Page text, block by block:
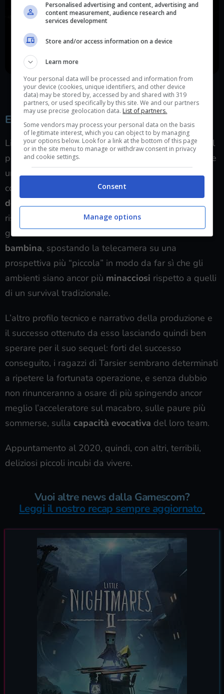
Un chiaro esempio di come verranno implementate le
dinamiche fra personaggi.
Entrando in un incubo
Little Nightmares è stato un titolo in grado di dare il
proprio contributo il genere horror mettendo insieme
una serie di elementi diversi ma perfettamente
conciliabili: una
sceneggiatura onirica
dettagli macabri, unprofilo artisticodi tutto
rispetto in grado di dareidentitàal progetto, la
grande trovata di mettere al centro della scenauna
bambina, spostando la telecamera su una
prospettiva più “piccola” in modo da far sì che gli
ambienti siano ancor più minacciosi rispetto a quelli
di un survival tradizionale.
L’altro profilo tecnico e narrativo della produzione e
il successo ottenuto da esso lasciando quindi ben
sperare per il suo sequel: forti del successo
conseguito, i ragazzi di Tarsier sembrano determinati
a ripetere la fortunata operazione, e senza dubbio
non rinunceranno a osare di più spingendo ancor
meglio l’acceleratore sul macabro, sulle paure più
sommerse, sulla capacità evocativa del loro team.
Appuntamento al 2020, quindi, con altri, terribili,
deliziosi piccoli incubi da vivere.
Vuoi altre news dalla Gamescom?
Leggi il nostro recap sempre aggiornato
Personalised advertising and content, advertising and
content measurement, audience research and
services development
Store and/or access information on a device
Learn more
Your personal data will be processed and information from
your device (cookies, unique identifiers, and other device
data) may be stored by, accessed by and shared with 319
partners, or used specifically by this site. We and our partners
may use precise geolocation data. List of partners.
Some vendors may process your personal data on the basis
of legitimate interest, which you can object to by managing
your options below. Look for a link at the bottom of this page
or in the site menu to manage or withdraw consent in privacy
and cookie settings.
Consent
Manage options